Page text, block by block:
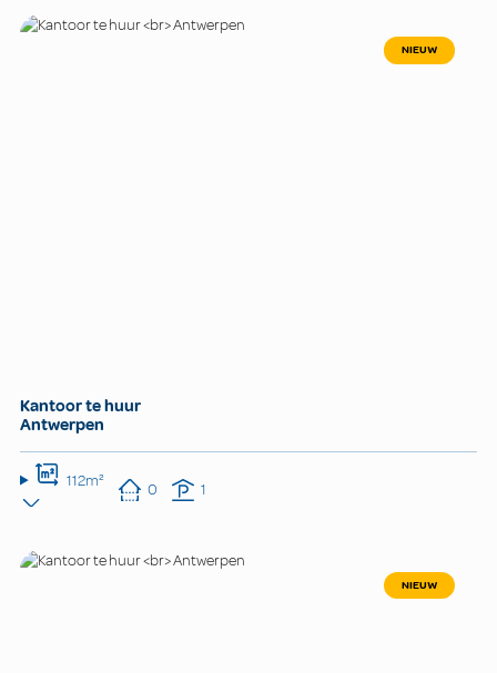
NIEUW
Kantoor te huur
Antwerpen
112m² 0 1
NIEUW